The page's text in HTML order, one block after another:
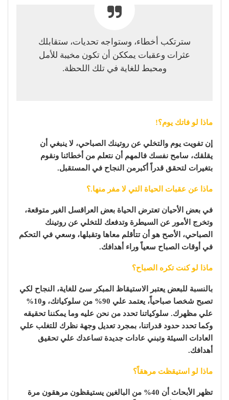
سترتكب أخطاء، وستواجه تحديات، ستقابلك
عثرات وعقبات يمككن أن تكون مخيبة للأمل
ومحبط للغاية في تلك اللحظة.
ماذا لو فاتك يوم؟!
إن تفويت يوم والتخلي عن روتينك الصباحي، لا ينبغي أن
يقلقك، سامح نفسك فالمهم أن نتعلم من أخطائنا ونقوم
بتغيرات لتحقق قدراً أكبرمن النجاح في المستقبل.
ماذا عن عقبات الحياة التي لا مفر منها.؟
في بعض الأحيان تعترض الحياة بعض العراقسل الغير متوقعة،
وتخرج الأمور عن السيطرة وتدفعك للتخلي عن روتينك
الصباحي، الأصح هو أن تتأقلم معاها وتقبلها، وسعي في التحكم
في أوقات الصباح سعياً وراء أهدافك.
ماذا لو كنت تكره الصباح؟
بالنسبة للبعض يعتبر الاستيقاظ المبكر سئ للغاية، النجاح لكي
تصبح شخصا صباحياً، يعتمد علي 90% من سلوكياتك، و10%
علي مظهرك. سلوكياتنا تحدد من نحن عليه وما يمكننا تحقيقه
وكما تحدد حدود قدراتنا، بمجرد تعديل وجهة نظرك للتغلب علي
العادات السيئة وتبني عادات جديدة تساعدك علي تحقيق
أهدافك.
ماذا لو استيقظت مرهقاً؟
تظهر الأبحاث أن 40% من البالغين يستيقظون مرهقون مرة